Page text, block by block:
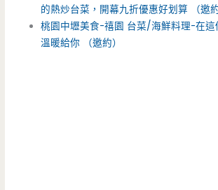
的熱炒台菜，開幕九折優惠好划算 （邀約
桃園中壢美食-禧園 台菜/海鮮料理-在這
溫暖給你 （邀約）